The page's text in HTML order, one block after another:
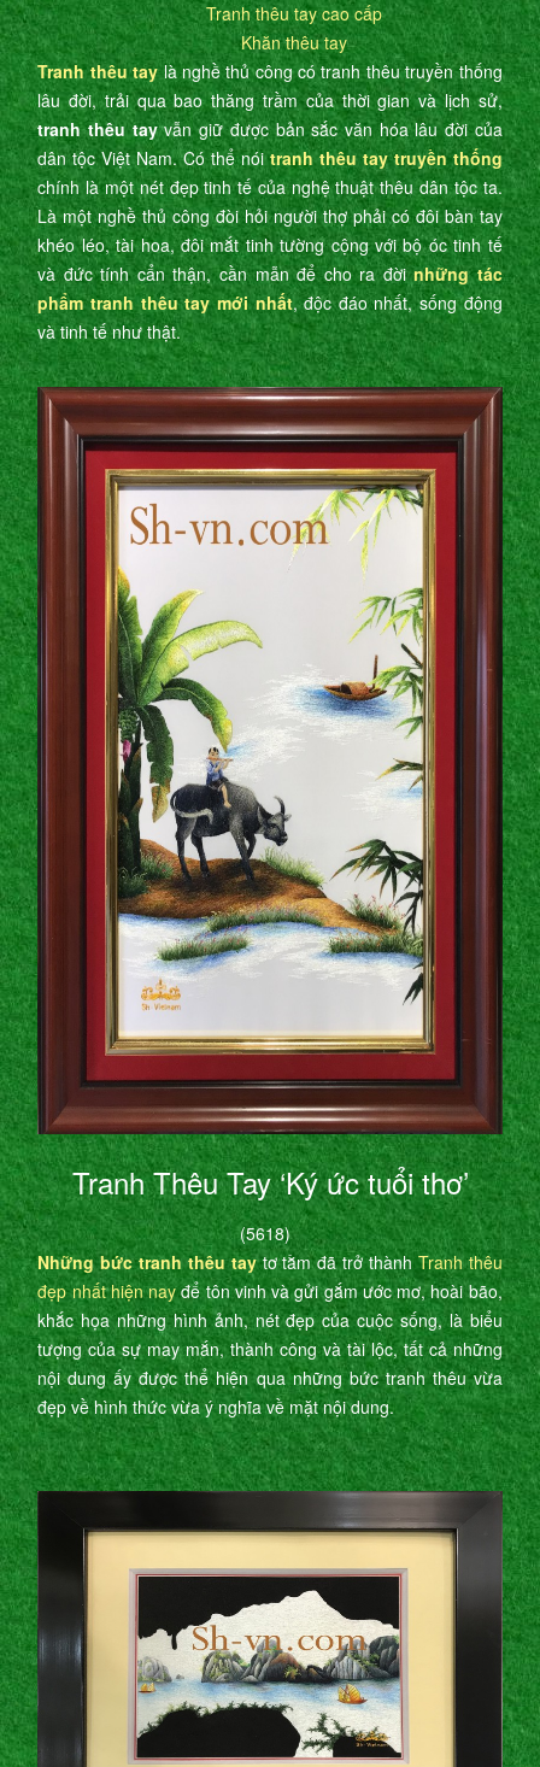
Tranh thêu tay cao cấp
Khăn thêu tay
Tranh thêu tay là nghề thủ công có tranh thêu truyền thống
lâu đời, trải qua bao thăng trầm của thời gian và lịch sử,
tranh thêu tayvẫn giữ được bản sắc văn hóa lâu đời của
dân tộc Việt Nam. Có thể nóitranh thêu tay truyền thống
chính là một nét đẹp tinh tế của nghệ thuật thêu dân tộc ta.
Là một nghề thủ công đòi hỏi người thợ phải có đôi bàn tay
khéo léo, tài hoa, đôi mắt tinh tường cộng với bộ óc tinh tế
và đức tính cẩn thận, cần mẫn để cho ra đờinhững tác
phẩm tranh thêu tay mới nhất, độc đáo nhất, sống động
và tinh tế như thật.
Tranh Thêu Tay ‘Ký ức tuổi thơ’
(5618)
Những bức tranh thêu taytơ tằm đã trở thànhTranh thêu
đẹp nhất hiện nayđể tôn vinh và gửi gắm ước mơ, hoài bão,
khắc họa những hình ảnh, nét đẹp của cuộc sống, là biểu
tượng của sự may mắn, thành công và tài lộc, tất cả những
nội dung ấy được thể hiện qua những bức tranh thêu vừa
đẹp về hình thức vừa ý nghĩa về mặt nội dung.